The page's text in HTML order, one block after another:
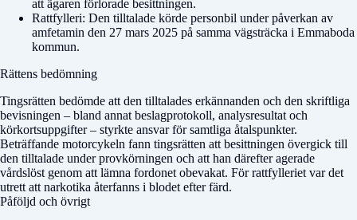
att ägaren förlorade besittningen.
Rattfylleri: Den tilltalade körde personbil under påverkan av
amfetamin den 27 mars 2025 på samma vägsträcka i Emmaboda
kommun.
Rättens bedömning
Tingsrätten bedömde att den tilltalades erkännanden och den skriftliga
bevisningen – bland annat beslagprotokoll, analysresultat och
körkortsuppgifter – styrkte ansvar för samtliga åtalspunkter.
Beträffande motorcykeln fann tingsrätten att besittningen övergick till
den tilltalade under provkörningen och att han därefter agerade
vårdslöst genom att lämna fordonet obevakat. För rattfylleriet var det
utrett att narkotika återfanns i blodet efter färd.
Påföljd och övrigt